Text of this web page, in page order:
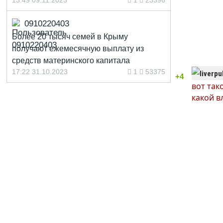
+4
вот
какой
0910220403
Более 20 тысяч семей в Крыму
получают ежемесячную выплату из
средств материнского капитала
17:22 31.10.2023 1 53375